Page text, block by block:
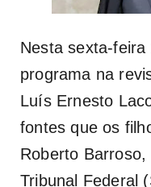
Nesta sexta-
programa na
Luís Ernesto
fontes que os
Roberto
Tribunal Federal